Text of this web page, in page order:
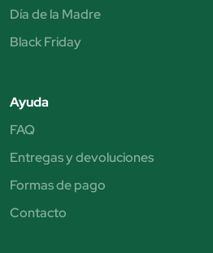
Día de la Madre
Black Friday
Ayuda
FAQ
Entregas y devoluciones
Formas de pago
Contacto